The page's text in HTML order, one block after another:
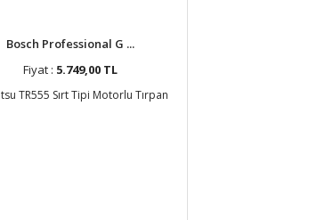
Bosch Professional G ...
Fiyat : 5.749,00 TL